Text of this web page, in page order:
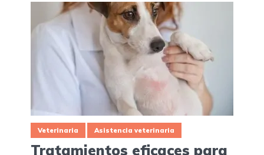
Veterinaria Asistencia veterinaria
Tratamientos eficaces para